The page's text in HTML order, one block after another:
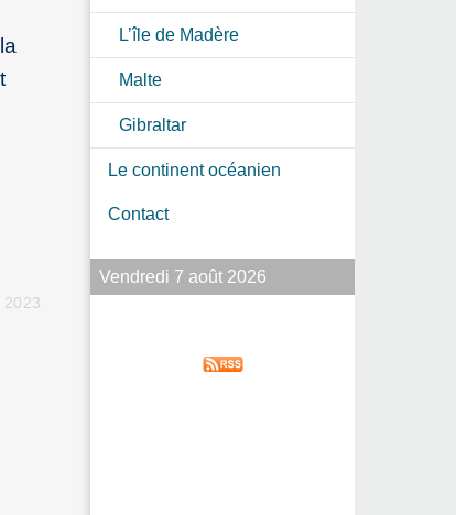
L’île de Madère
Malte
Gibraltar
Le continent océanien
Contact
Vendredi 7 août 2026